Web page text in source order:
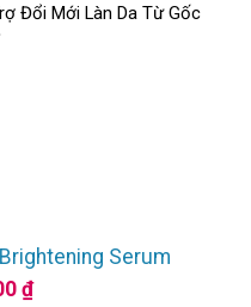
Đổi Mới Làn Da Từ Gốc
Serum
₫Giá